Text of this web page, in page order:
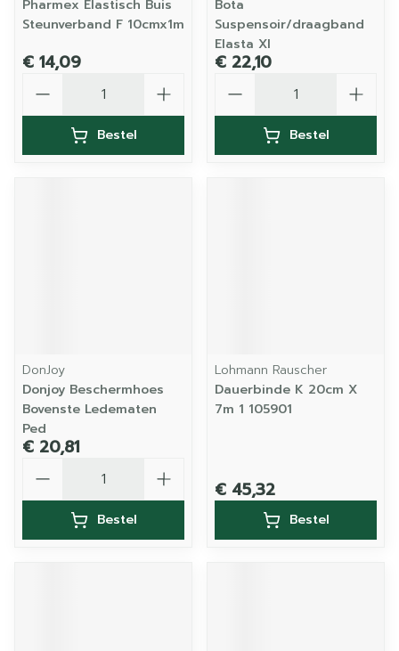
Pharmex Elastisch Buis
Steunverband F 10cmx1m
€ 14,09
Bestel
Bota
Suspensoir/draagband
Elasta Xl
€ 22,10
Bestel
DonJoy
Donjoy Beschermhoes
Bovenste Ledematen
Ped
€ 20,81
Bestel
Lohmann Rauscher
Dauerbinde K 20cm X
7m 1 105901
€ 45,32
Bestel